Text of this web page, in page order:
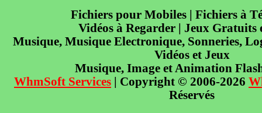
Fichiers pour Mobiles | Fichiers à
Vidéos à Regarder | Jeux Gratuits
Musique, Musique Electronique, Sonneries,
Vidéos et Jeux
Musique, Image et Animation
WhmSoft Services | Copyright © 2006-2026
Réservés